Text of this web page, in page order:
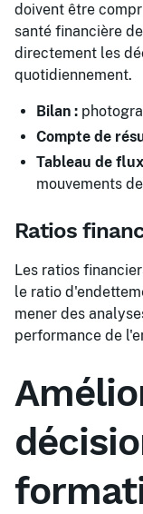
doivent être
santé financière
directement les
quotidiennement.
Bilan :
Compte de
Tableau de
mouvements
Ratios
Les ratios
le ratio
mener des
performance de